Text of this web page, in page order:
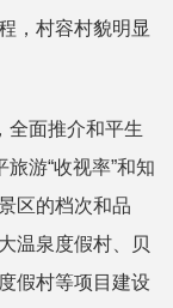
，村容村貌明显
全面推介和平生
游“收视率”和知
区的档次和品
温泉度假村、贝
假村等项目建设